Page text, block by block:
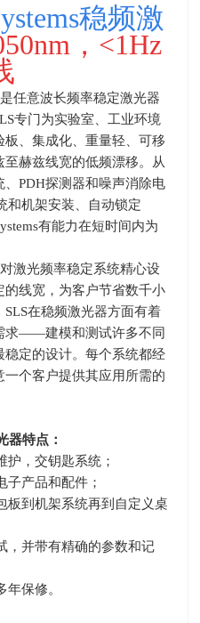
稳频激
，<1Hz
是任意波长频率稳定激光器
专门为实验室、工业环境
、集成化、重量轻、可移
赫兹线宽的低频漂移。从
、PDH探测器和噪声消除电
和机架安装、自动锁定
有能力在短时间内为
激光频率稳定系统精心设
线宽，为客户节省数千小
SLS在稳频激光器方面有着
求——建模和测试许多不同
定的设计。每个系统都经
个客户提供其应用所需的
器特点：
护，交钥匙系统；
子产品和配件；
板到机架系统再到自定义桌
，并带有精确的参数和记
保修。